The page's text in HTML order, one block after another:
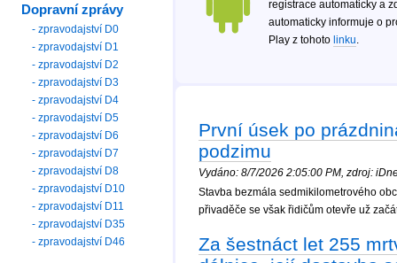
registrace automaticky a
automaticky informuje o
Play z tohoto linku.
První úsek po
podzimu
Vydáno: 8/7/2026 2:05:00 PM, zdroj:
Stavba bezmála sedmikilometrového
přivaděče se však řidičům otevře už
Za šestnáct let 255
Dopravní zprávy
- zpravodajství D0
- zpravodajství D1
- zpravodajství D2
- zpravodajství D3
- zpravodajství D4
- zpravodajství D5
- zpravodajství D6
- zpravodajství D7
- zpravodajství D8
- zpravodajství D10
- zpravodajství D11
- zpravodajství D35
- zpravodajství D46